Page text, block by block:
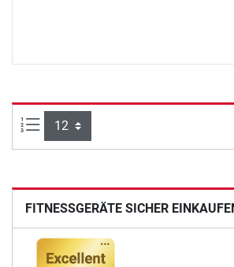
Artikel pro Seite:
FITNESSGERÄTE SICHER